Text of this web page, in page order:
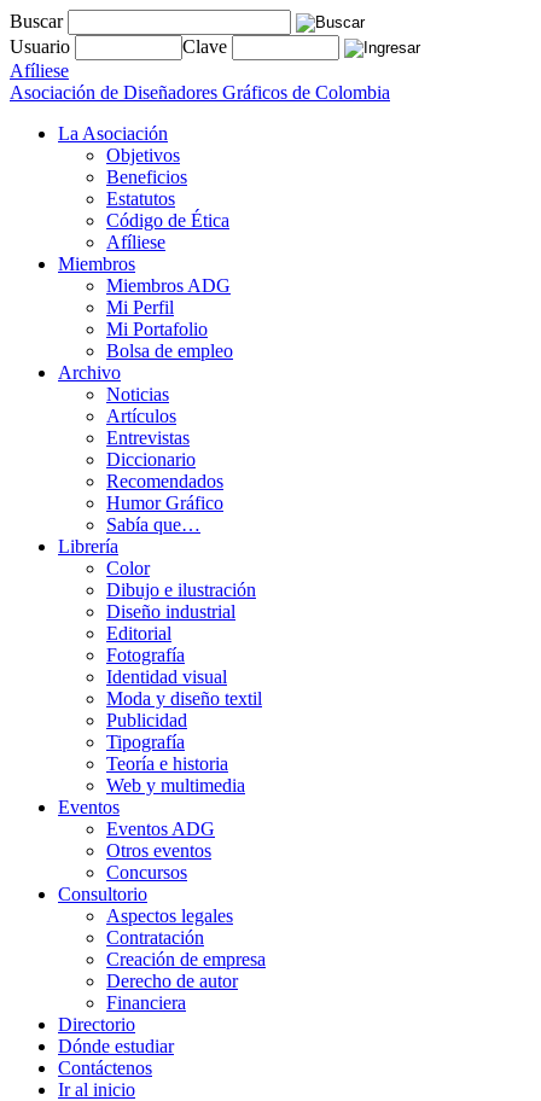
Buscar
Usuario
Clave
Afíliese
Asociación de Diseñadores Gráficos de Colombia
La Asociación
Objetivos
Beneficios
Estatutos
Código de Ética
Afíliese
Miembros
Miembros ADG
Mi Perfil
Mi Portafolio
Bolsa de empleo
Archivo
Noticias
Artículos
Entrevistas
Diccionario
Recomendados
Humor Gráfico
Sabía que…
Librería
Color
Dibujo e ilustración
Diseño industrial
Editorial
Fotografía
Identidad visual
Moda y diseño textil
Publicidad
Tipografía
Teoría e historia
Web y multimedia
Eventos
Eventos ADG
Otros eventos
Concursos
Consultorio
Aspectos legales
Contratación
Creación de empresa
Derecho de autor
Financiera
Directorio
Dónde estudiar
Contáctenos
Ir al inicio